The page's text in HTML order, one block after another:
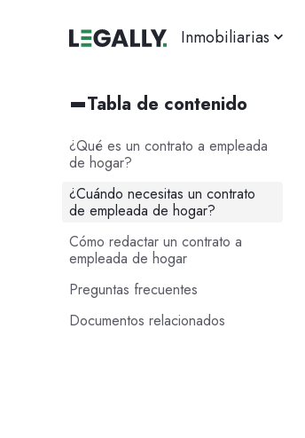
Inmobiliarias
Tabla de contenido
¿Qué es un contrato a empleada
de hogar?
¿Cuándo necesitas un contrato
de empleada de hogar?
Cómo redactar un contrato a
empleada de hogar
Preguntas frecuentes
Documentos relacionados